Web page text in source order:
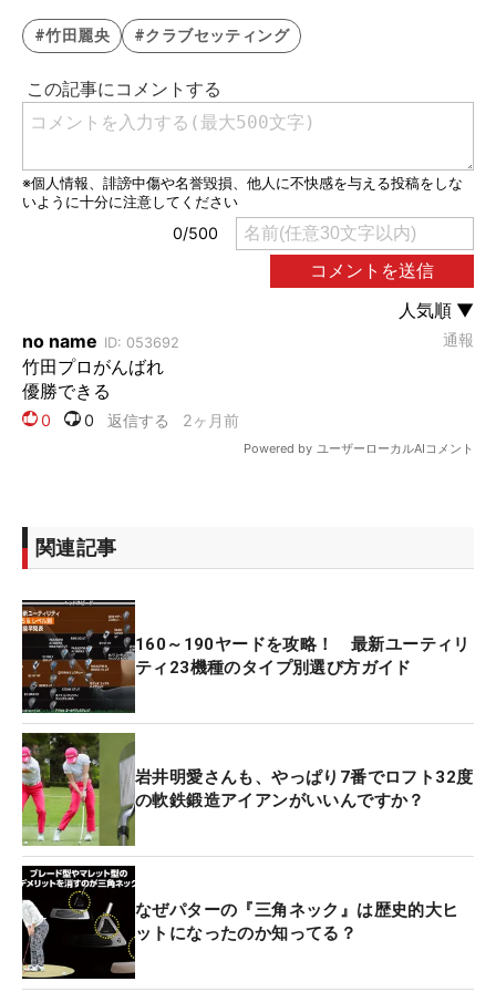
#竹田麗央 #クラブセッティング
関連記事
160～190ヤードを攻略！ 最新ユーティリ
ティ23機種のタイプ別選び方ガイド
岩井明愛さんも、やっぱり7番でロフト32度
の軟鉄鍛造アイアンがいいんですか？
なぜパターの『三角ネック』は歴史的大ヒ
ットになったのか知ってる？